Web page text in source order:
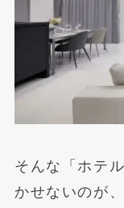
そんな「ホテ
かせないのが、